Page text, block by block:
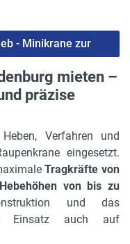
- Minikrane zur
mieten –
präzise
Verfahren und
eingesetzt.
Tragkräfte von
Hebehöhen von bis zu
und das
Einsatz auch auf